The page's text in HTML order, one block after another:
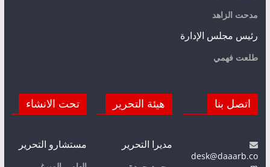
مدحت الزاهد
رئيس مجلس الإدارة
طلعت فهمي
اتصل بنا
desk@daaarb.co
هيئة التحرير
مديرا التحرير
تحت الانشاء
مستشارو التحرير